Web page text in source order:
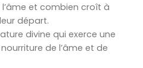
et combien croît à
départ.
divine qui exerce une
de l’âme et de